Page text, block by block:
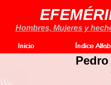
Hombres, Mujeres y